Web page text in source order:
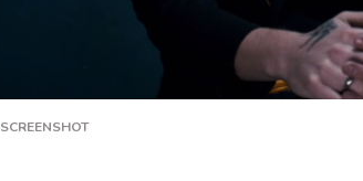
SCREENSHOT